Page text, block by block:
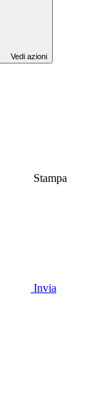
Vedi azioni
Stampa
Invia